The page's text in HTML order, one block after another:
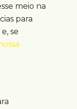
meio na
para
se